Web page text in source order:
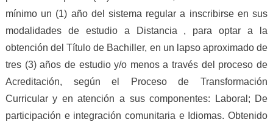
mínimo un (1) año del sistema regular a inscribirse en sus
modalidades de estudio a Distancia , para optar a la
obtención del Título de Bachiller, en un lapso aproximado de
tres (3) años de estudio y/o menos a través del proceso de
Acreditación, según el Proceso de Transformación
Curricular y en atención a sus componentes: Laboral; De
participación e integración comunitaria e Idiomas. Obtenido